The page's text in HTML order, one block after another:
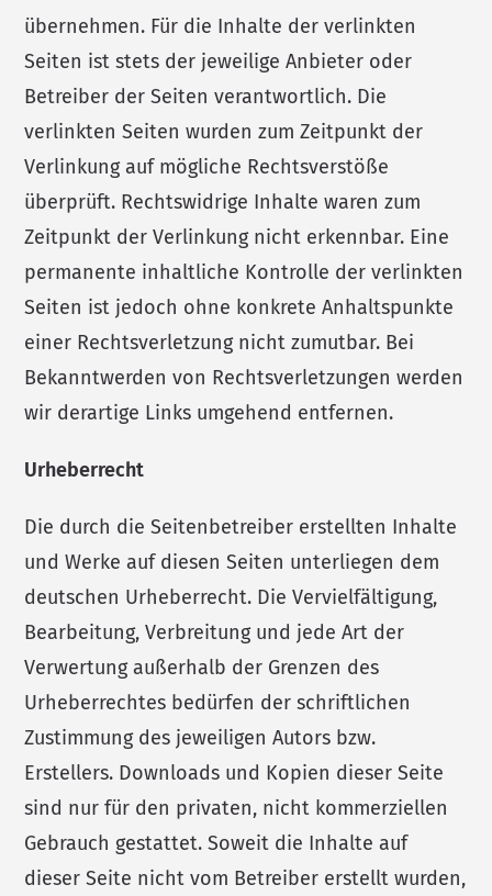
übernehmen. Für die Inhalte der verlinkten
Seiten ist stets der jeweilige Anbieter oder
Betreiber der Seiten verantwortlich. Die
verlinkten Seiten wurden zum Zeitpunkt der
Verlinkung auf mögliche Rechtsverstöße
überprüft. Rechtswidrige Inhalte waren zum
Zeitpunkt der Verlinkung nicht erkennbar. Eine
permanente inhaltliche Kontrolle der verlinkten
Seiten ist jedoch ohne konkrete Anhaltspunkte
einer Rechtsverletzung nicht zumutbar. Bei
Bekanntwerden von Rechtsverletzungen werden
wir derartige Links umgehend entfernen.
Urheberrecht
Die durch die Seitenbetreiber erstellten Inhalte
und Werke auf diesen Seiten unterliegen dem
deutschen Urheberrecht. Die Vervielfältigung,
Bearbeitung, Verbreitung und jede Art der
Verwertung außerhalb der Grenzen des
Urheberrechtes bedürfen der schriftlichen
Zustimmung des jeweiligen Autors bzw.
Erstellers. Downloads und Kopien dieser Seite
sind nur für den privaten, nicht kommerziellen
Gebrauch gestattet. Soweit die Inhalte auf
dieser Seite nicht vom Betreiber erstellt wurden,